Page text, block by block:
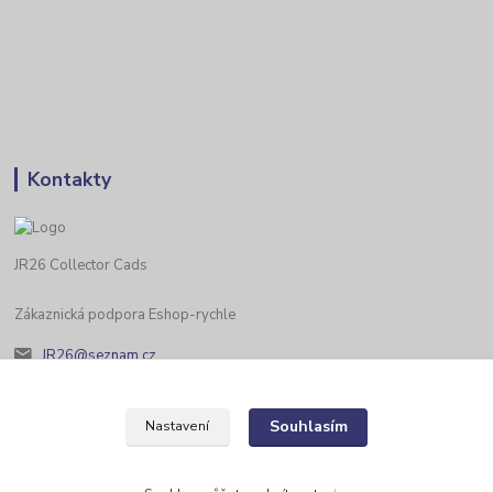
Kontakty
JR26 Collector Cads
Zákaznická podpora Eshop-rychle
JR26@seznam.cz
Nastavení Souhlasím